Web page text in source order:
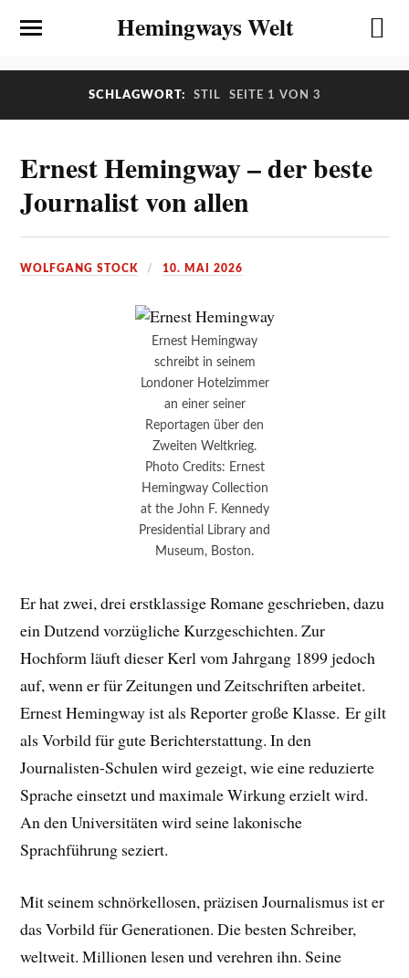
Hemingways Welt
SCHLAGWORT: STIL SEITE 1 VON 3
Ernest Hemingway – der beste
Journalist von allen
WOLFGANG STOCK 10. MAI 2026
Ernest Hemingway
schreibt in seinem
Londoner Hotelzimmer
an einer seiner
Reportagen über den
Zweiten Weltkrieg.
Photo Credits: Ernest
Hemingway Collection
at the John F. Kennedy
Presidential Library and
Museum, Boston.
Er hat zwei, drei erstklassige Romane geschrieben, dazu
ein Dutzend vorzügliche Kurzgeschichten. Zur
Hochform läuft dieser Kerl vom Jahrgang 1899 jedoch
auf, wenn er für Zeitungen und Zeitschriften arbeitet.
Ernest Hemingway ist als Reporter große Klasse. Er gilt
als Vorbild für gute Berichterstattung. In den
Journalisten-Schulen wird gezeigt, wie eine reduzierte
Sprache einsetzt und maximale Wirkung erzielt wird.
An den Universitäten wird seine lakonische
Sprachführung seziert.
Mit seinem schnörkellosen, präzisen Journalismus ist er
das Vorbild für Generationen. Die besten Schreiber,
weltweit. Millionen lesen und verehren ihn. Seine